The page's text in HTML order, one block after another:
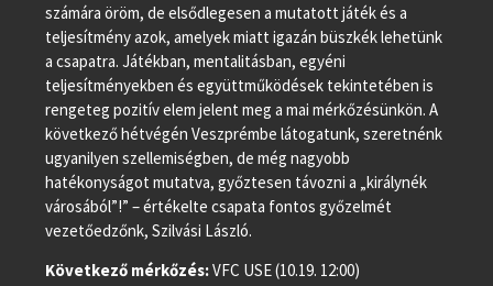
számára öröm, de elsődlegesen a mutatott játék és a
teljesítmény azok, amelyek miatt igazán büszkék lehetünk
a csapatra. Játékban, mentalitásban, egyéni
teljesítményekben és együttműködések tekintetében is
rengeteg pozitív elem jelent meg a mai mérkőzésünkön. A
következő hétvégén Veszprémbe látogatunk, szeretnénk
ugyanilyen szellemiségben, de még nagyobb
hatékonyságot mutatva, győztesen távozni a „királynék
városából”!” – értékelte csapata fontos győzelmét
vezetőedzőnk, Szilvási László.
Következő mérkőzés:VFC USE (10.19. 12:00)